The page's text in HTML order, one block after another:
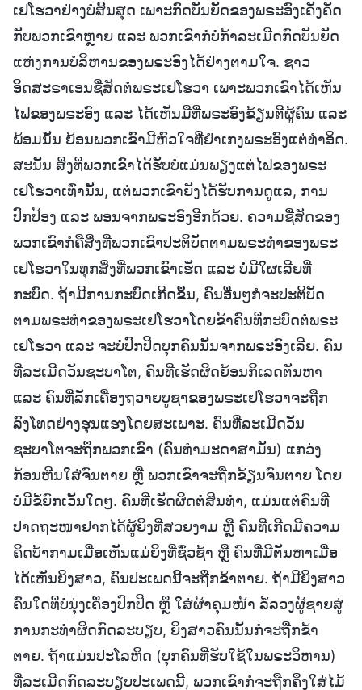
ເຢໂຮວາຢ່າງບໍ່ສິ້ນສຸດ ເພາະກົດບັນຍັດຂອງພຣະອົງເຄັ່ງຄັດ
ກັບພວກເຂົາຫຼາຍ ແລະ ພວກເຂົາກໍບໍ່ກ້າລະເມີດກົດບັນຍັດ
ແຫ່ງການບໍລິຫານຂອງພຣະອົງໄດ້ຢ່າງຕາມໃຈ. ຊາວ
ອິດສະຣາເອນຊື່ສັດຕໍ່ພຣະເຢໂຮວາ ເພາະພວກເຂົາໄດ້ເຫັນ
ໄຟຂອງພຣະອົງ ແລະ ໄດ້ເຫັນມືທີ່ພຣະອົງຂ້ຽນຕີຜູ້ຄົນ ແລະ
ພ້ອມນັ້ນ ຍ້ອນພວກເຂົາມີຫົວໃຈທີ່ຢໍາເກງພຣະອົງແຕ່ທໍາອິດ.
ສະນັ້ນ ສິ່ງທີ່ພວກເຂົາໄດ້ຮັບບໍ່ແມ່ນພຽງແຕ່ໄຟຂອງພຣະ
ເຢໂຮວາເທົ່ານັ້ນ, ແຕ່ພວກເຂົາຍັງໄດ້ຮັບການດູແລ, ການ
ປົກປ້ອງ ແລະ ພອນຈາກພຣະອົງອີກດ້ວຍ. ຄວາມຊື່ສັດຂອງ
ພວກເຂົາກໍຄືສິ່ງທີ່ພວກເຂົາປະຕິບັດຕາມພຣະທຳຂອງພຣະ
ເຢໂຮວາໃນທຸກສິ່ງທີ່ພວກເຂົາເຮັດ ແລະ ບໍ່ມີໃຜເລີຍທີ່
ກະບົດ. ຖ້າມີການກະບົດເກີດຂຶ້ນ, ຄົນອື່ນໆກໍຈະປະຕິບັດ
ຕາມພຣະທຳຂອງພຣະເຢໂຮວາໂດຍຂ້າຄົນທີ່ກະບົດຕໍ່ພຣະ
ເຢໂຮວາ ແລະ ຈະບໍ່ປົກປິດບຸກຄົນນັ້ນຈາກພຣະອົງເລີຍ. ຄົນ
ທີ່ລະເມີດວັນຊະບາໂຕ, ຄົນທີ່ເຮັດຜິດຍ້ອນກິເລດຕັນຫາ
ແລະ ຄົນທີ່ລັກເຄື່ອງຖວາຍບູຊາຂອງພຣະເຢໂຮວາຈະຖືກ
ລົງໂທດຢ່າງຮຸນແຮງໂດຍສະເພາະ. ຄົນທີ່ລະເມີດວັນ
ຊະບາໂຕຈະຖືກພວກເຂົາ (ຄົນທໍາມະດາສາມັນ) ແກວ່ງ
ກ້ອນຫີນໃສ່ຈົນຕາຍ ຫຼື ພວກເຂົາຈະຖືກຂ້ຽນຈົນຕາຍ ໂດຍ
ບໍ່ມີຂໍ້ຍົກເວັ້ນໃດໆ. ຄົນທີ່ເຮັດຜິດຕໍ່ສິນທໍາ, ແມ່ນແຕ່ຄົນທີ່
ປາດຖະໜາຢາກໄດ້ຜູ້ຍິງທີ່ສວຍງາມ ຫຼື ຄົນທີ່ເກີດມີຄວາມ
ຄິດບ້າກາມເມື່ອເຫັນແມ່ຍິງທີ່ຊົ່ວຊ້າ ຫຼື ຄົນທີ່ມີຕັນຫາເມື່ອ
ໄດ້ເຫັນຍິງສາວ, ຄົນປະເພດນີ້ຈະຖືກຂ້າຕາຍ. ຖ້າມີຍິງສາວ
ຄົນໃດທີ່ບໍ່ນຸ່ງເຄື່ອງປົກປິດ ຫຼື ໃສ່ຜ້າຄຸມໜ້າ ລໍ້ລວງຜູ້ຊາຍສູ່
ການກະທໍາຜິດກົດລະບຽບ, ຍິງສາວຄົນນັ້ນກໍຈະຖືກຂ້າ
ຕາຍ. ຖ້າແມ່ນປະໂລຫິດ (ບຸກຄົນທີ່ຮັບໃຊ້ໃນພຣະວິຫານ)
ທີ່ລະເມີດກົດລະບຽບປະເພດນີ້, ພວກເຂົາກໍຈະຖືກຄຶງໃສ່ໄມ້